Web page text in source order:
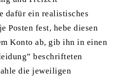
dafür ein realistisches
Posten fest, hebe diesen
Konto ab, gib ihn in einen
beschrifteten
die jeweiligen